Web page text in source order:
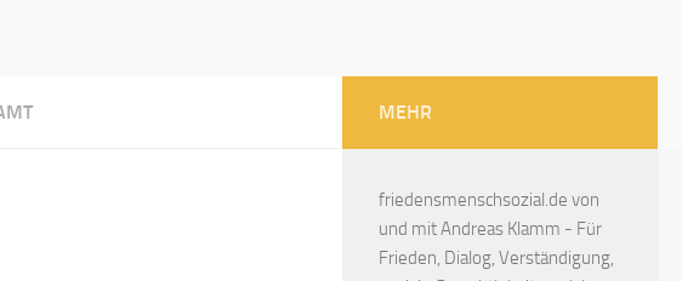
MEHR
friedensmenschsozial.de von
und mit Andreas Klamm - Für
Frieden, Dialog, Verständigung,